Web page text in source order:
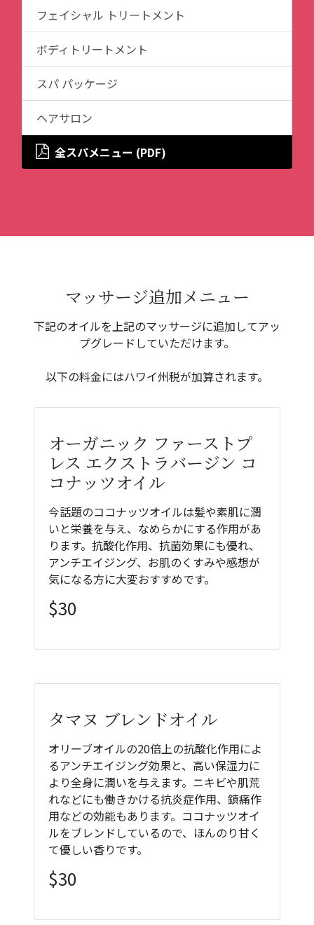
フェイシャル トリートメント
ボディトリートメント
スパ パッケージ
ヘアサロン
全スパメニュー (PDF)
マッサージ追加メニュー
下記のオイルを上記のマッサージに追加してアッ
プグレードしていただけます。
以下の料金にはハワイ州税が加算されます。
オーガニック ファーストプ
レス エクストラバージン コ
コナッツオイル
今話題のココナッツオイルは髪や素肌に潤
いと栄養を与え、なめらかにする作用があ
ります。抗酸化作用、抗菌効果にも優れ、
アンチエイジング、お肌のくすみや感想が
気になる方に大変おすすめです。
$30
タマヌ ブレンドオイル
オリーブオイルの20倍上の抗酸化作用によ
るアンチエイジング効果と、高い保湿力に
より全身に潤いを与えます。ニキビや肌荒
れなどにも働きかける抗炎症作用、鎮痛作
用などの効能もあります。ココナッツオイ
ルをブレンドしているので、ほんのり甘く
て優しい香りです。
$30